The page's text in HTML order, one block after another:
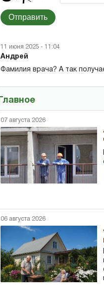
Отправить
11 июня 2025 - 11:04
Андрей
Фамилия врача? А так
Главное
07 августа 2026
06 августа 2026